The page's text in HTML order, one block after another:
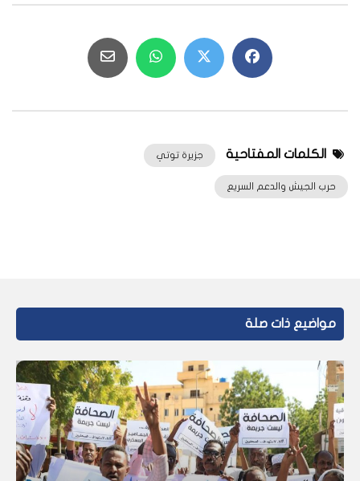
الكلمات المفتاحية جزيرة توتي
حرب الجيش والدعم السريع
مواضيع ذات صلة